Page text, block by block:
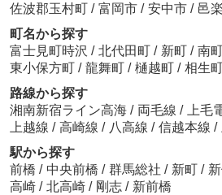
佐波郡玉村町 / 富岡市 / 安中市 / 邑
町名から探す
富士見町時沢 / 北代田町 / 新町 / 南
東小保方町 / 龍舞町 / 樋越町 / 相生
路線から探す
湘南新宿ライン高海 / 両毛線 / 上毛
上越線 / 高崎線 / 八高線 / 信越本線 /
駅から探す
前橋 / 中央前橋 / 群馬総社 / 新町 /
高崎 / 北高崎 / 剛志 / 新前橋